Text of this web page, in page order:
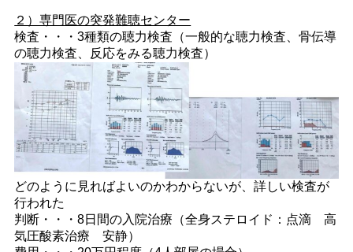
２）専門医の突発難聴センター
検査・・・3種類の聴力検査（一般的な聴力検査、骨伝導
の聴力検査、反応をみる聴力検査）
どのように見ればよいのかわからないが、詳しい検査が
行われた
判断・・・8日間の入院治療（全身ステロイド：点滴 高
気圧酸素治療 安静）